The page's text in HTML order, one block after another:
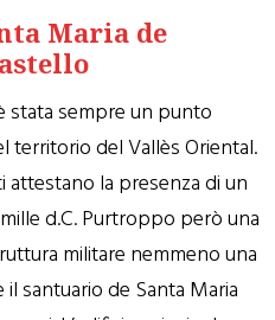
Maria de
stata sempre un punto
del Vallès Oriental.
attestano la presenza di un
d.C. Purtroppo però una
militare nemmeno una
santuario de Santa Maria